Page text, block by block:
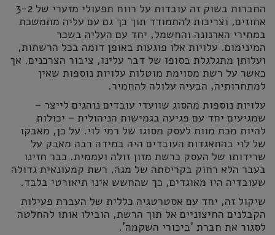
החברות בשוק זה עובדות על רווח תפעולי מזערי של 3-2
אחוזים, וצריכות להתמודד תוך כך גם עם עליה מתמשכת
במחירי הארנונה והחשמל, יחד עם העליה בשכר
המינימום. עלויות אלו פוגעות באופן דומה בכל הרשתות,
ועלותן מתגלגלת בסופו של דבר עלינו, ציבור הצרכנים. אך
כאשר על רשת מסוימת מוטלות עלויות נוספות שאין
למתחרותיה, הבעיה עלולה להחמיר.
עלויות נוספות מהסוג שוועדי עובדים נוהגים לייצר –
שמגיעים יחד עם פגיעה בגמישות הניהולית – יכולות
להיות מכת מוות לעסק מסוגו של רמי לוי. על כן, מאבקו
של לוי בהתאגדות העובדים היה במידה רבה מאבק על
שרידותו של העסק כרשת מזון זולה ועממית. כבר חזינו
בעבר הלא רחוק בקריסתה של מגה, רשת קמעונאית גדולה
שעובדיה היו מאוגדים, כך שהחשש אינו תיאורטי בלבד.
שיקול זה, יחד עם אסטרטגיה כללית של העברת פעילות
הקבלנים החיצוניים אל תוך הרשת, הובילו אותו להחלטה
לסגור את חברת 'ביכורי השקמה'.